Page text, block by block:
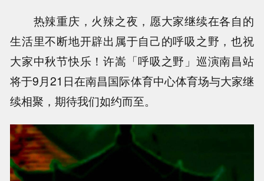
热辣重庆，火辣之夜，愿大家继续在各自的
生活里不断地开辟出属于自己的呼吸之野，也祝
大家中秋节快乐！许嵩「呼吸之野」巡演南昌站
将于9月21日在南昌国际体育中心体育场与大家继
续相聚，期待我们如约而至。